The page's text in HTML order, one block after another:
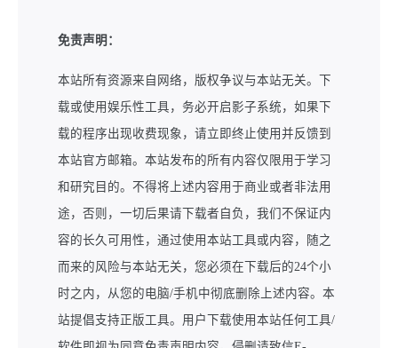
免责声明：
本站所有资源来自网络，版权争议与本站无关。下
载或使用娱乐性工具，务必开启影子系统，如果下
载的程序出现收费现象，请立即终止使用并反馈到
本站官方邮箱。本站发布的所有内容仅限用于学习
和研究目的。不得将上述内容用于商业或者非法用
途，否则，一切后果请下载者自负，我们不保证内
容的长久可用性，通过使用本站工具或内容，随之
而来的风险与本站无关，您必须在下载后的24个小
时之内，从您的电脑/手机中彻底删除上述内容。本
站提倡支持正版工具。用户下载使用本站任何工具/